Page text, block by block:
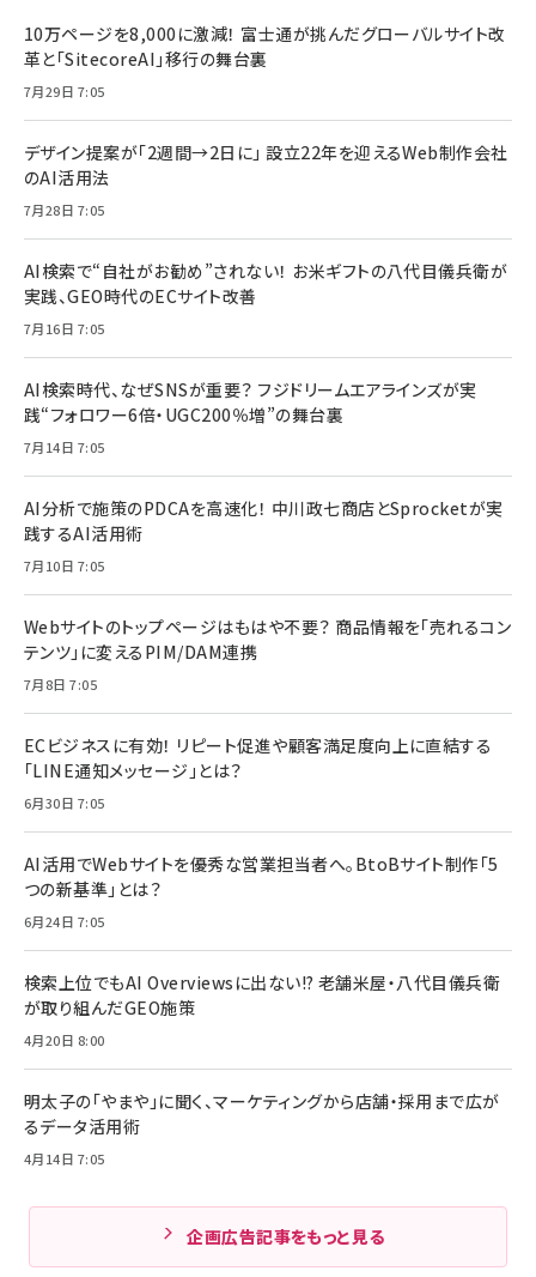
10万ページを8,000に激減！ 富士通が挑んだグローバルサイト改
革と「SitecoreAI」移行の舞台裏
7月29日 7:05
デザイン提案が「2週間→2日に」 設立22年を迎えるWeb制作会社
のAI活用法
7月28日 7:05
AI検索で“自社がお勧め”されない！ お米ギフトの八代目儀兵衛が
実践、GEO時代のECサイト改善
7月16日 7:05
AI検索時代、なぜSNSが重要？ フジドリームエアラインズが実
践“フォロワー6倍・UGC200％増”の舞台裏
7月14日 7:05
AI分析で施策のPDCAを高速化！ 中川政七商店とSprocketが実
践するAI活用術
7月10日 7:05
Webサイトのトップページはもはや不要？ 商品情報を「売れるコン
テンツ」に変えるPIM/DAM連携
7月8日 7:05
ECビジネスに有効！ リピート促進や顧客満足度向上に直結する
「LINE通知メッセージ」とは？
6月30日 7:05
AI活用でWebサイトを優秀な営業担当者へ。BtoBサイト制作「5
つの新基準」とは？
6月24日 7:05
検索上位でもAI Overviewsに出ない!? 老舗米屋・八代目儀兵衛
が取り組んだGEO施策
4月20日 8:00
明太子の「やまや」に聞く、マーケティングから店舗・採用まで広が
るデータ活用術
4月14日 7:05
企画広告記事をもっと見る